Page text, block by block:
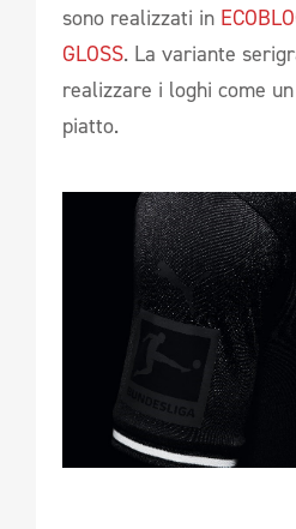
sono realizzati in
GLOSS. La variante
realizzare i loghi come
piatto.